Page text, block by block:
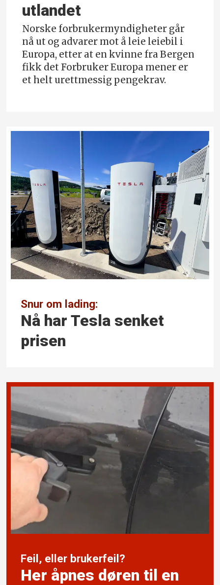
utlandet
Norske forbrukermyndigheter går
nå ut og advarer mot å leie leiebil i
Europa, etter at en kvinne fra Bergen
fikk det Forbruker Europa mener er
et helt urettmessig pengekrav.
Snur om lading:
Nå har Tesla senket
prisen
Feil, eller brukerfeil?
Her åpnes døren til en